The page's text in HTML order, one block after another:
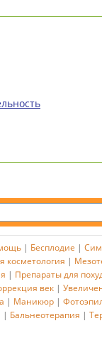
| Бесплодие |
косметология |
| Препараты для
век|
| Маникюр |
| Бальнеотерапия |